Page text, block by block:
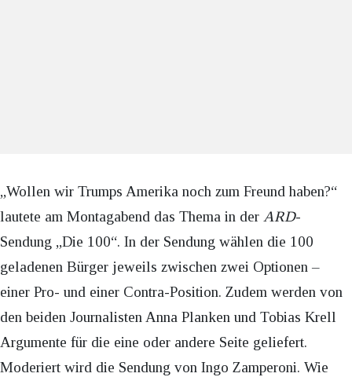
„Wollen wir Trumps Amerika noch zum Freund haben?“
lautete am Montagabend das Thema in der ARD-
Sendung „Die 100“. In der Sendung wählen die 100
geladenen Bürger jeweils zwischen zwei Optionen –
einer Pro- und einer Contra-Position. Zudem werden von
den beiden Journalisten Anna Planken und Tobias Krell
Argumente für die eine oder andere Seite geliefert.
Moderiert wird die Sendung von Ingo Zamperoni. Wie